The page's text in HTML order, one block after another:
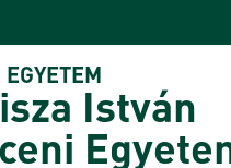
István